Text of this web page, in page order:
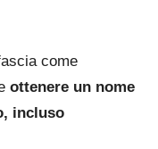
come
ottenere un nome
incluso